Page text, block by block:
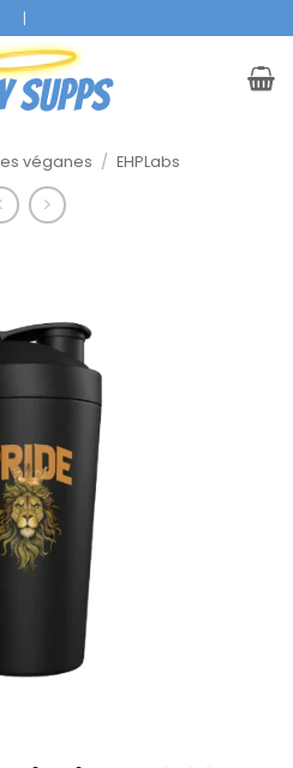
A Premium
véganes / EHPLabs